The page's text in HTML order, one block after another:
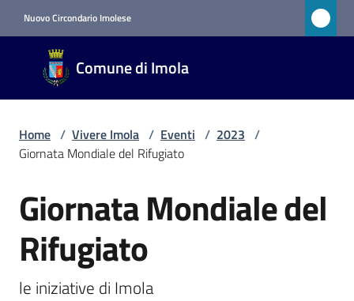
Nuovo Circondario Imolese
Comune di Imola
Comune
di Imola
RETE
Novità
Home / Vivere Imola / Eventi / 2023 /
Giornata Mondiale del Rifugiato
Salta al contenuto
Giornata Mondiale del
Rifugiato
le iniziative di Imola